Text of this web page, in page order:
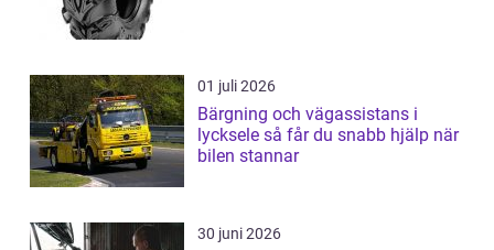
01 juli 2026
Bärgning och vägassistans i
lycksele så får du snabb hjälp när
bilen stannar
30 juni 2026